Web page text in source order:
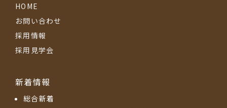
HOME
お問い合わせ
採用情報
採用見学会
新着情報
総合新着